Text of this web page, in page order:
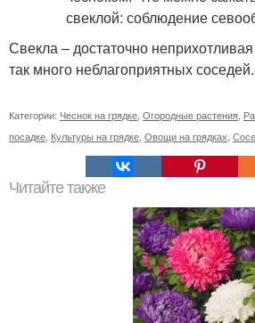
Свекла – достаточно
так много неблагоприятных соседей.
Категории: Чеснок на грядке Огородные растения
посадке Культуры на грядке Овощи на грядках
Читайте также